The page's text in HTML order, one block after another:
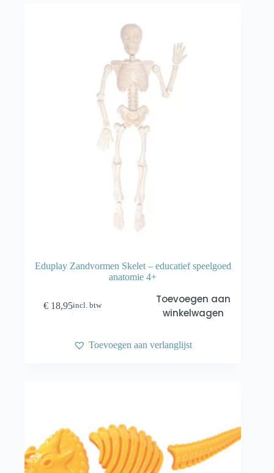
Eduplay Zandvormen Skelet – educatief speelgoed
anatomie 4+
€ 18,95incl. btw
Toevoegen aan
winkelwagen
Toevoegen aan verlanglijst